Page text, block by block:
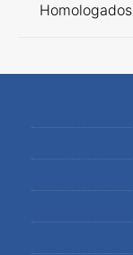
Homologados